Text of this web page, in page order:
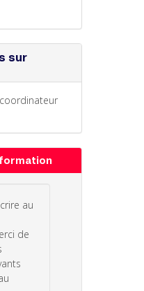
sur
au
de